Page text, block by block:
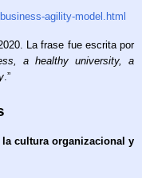
agility-model.html
La frase fue escrita por
a healthy university, a
.”
cultura organizacional y